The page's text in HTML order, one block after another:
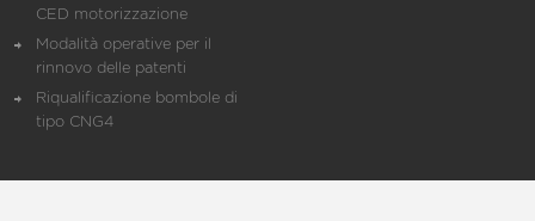
CED motorizzazione
Modalità operative per il
rinnovo delle patenti
Riqualificazione bombole di
tipo CNG4